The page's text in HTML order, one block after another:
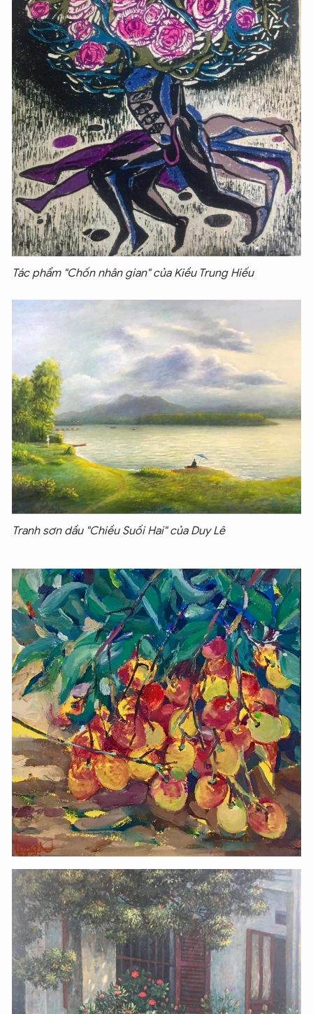
Tác phẩm "Chốn nhân gian" của Kiều Trung Hiếu
Tranh sơn dầu "Chiều Suối Hai" của Duy Lê